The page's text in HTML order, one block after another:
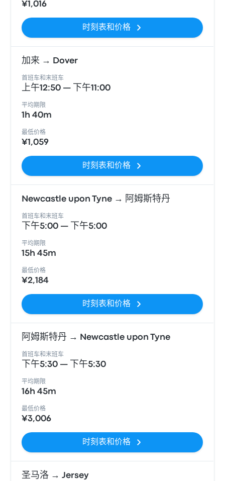
¥1,016
时刻表和价格
加来 → Dover
首班车和末班车
上午12:50 — 下午11:00
平均期限
1h 40m
最低价格
¥1,059
时刻表和价格
Newcastle upon Tyne → 阿姆斯特丹
首班车和末班车
下午5:00 — 下午5:00
平均期限
15h 45m
最低价格
¥2,184
时刻表和价格
阿姆斯特丹 → Newcastle upon Tyne
首班车和末班车
下午5:30 — 下午5:30
平均期限
16h 45m
最低价格
¥3,006
时刻表和价格
圣马洛 → Jersey